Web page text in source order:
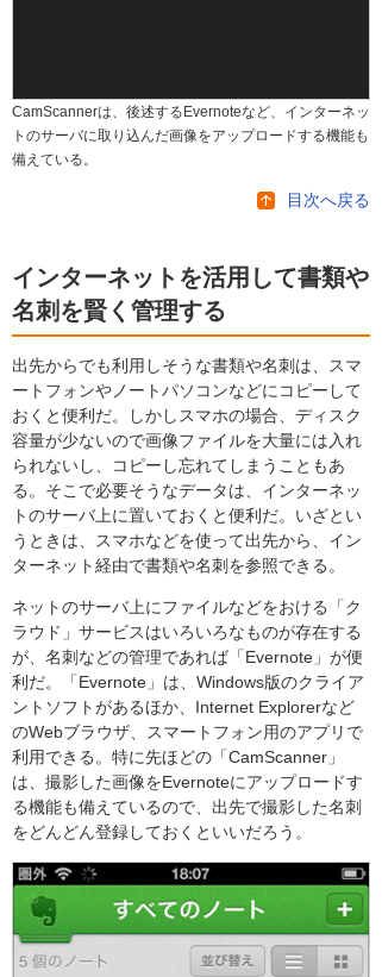
CamScannerは、後述するEvernoteなど、インターネッ
トのサーバに取り込んだ画像をアップロードする機能も
備えている。
目次へ戻る
インターネットを活用して書類や
名刺を賢く管理する
出先からでも利用しそうな書類や名刺は、スマ
ートフォンやノートパソコンなどにコピーして
おくと便利だ。しかしスマホの場合、ディスク
容量が少ないので画像ファイルを大量には入れ
られないし、コピーし忘れてしまうこともあ
る。そこで必要そうなデータは、インターネッ
トのサーバ上に置いておくと便利だ。いざとい
うときは、スマホなどを使って出先から、イン
ターネット経由で書類や名刺を参照できる。
ネットのサーバ上にファイルなどをおける「ク
ラウド」サービスはいろいろなものが存在する
が、名刺などの管理であれば「Evernote」が便
利だ。「Evernote」は、Windows版のクライア
ントソフトがあるほか、Internet Explorerなど
のWebブラウザ、スマートフォン用のアプリで
利用できる。特に先ほどの「CamScanner」
は、撮影した画像をEvernoteにアップロードす
る機能も備えているので、出先で撮影した名刺
をどんどん登録しておくといいだろう。